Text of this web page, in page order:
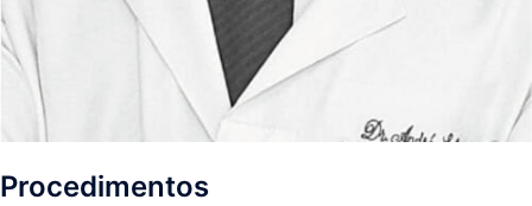
Procedimentos